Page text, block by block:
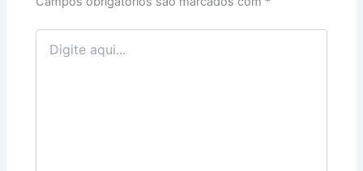
Digite
aqui...